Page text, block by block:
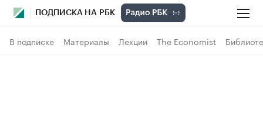
ПОДПИСКА НА РБК
В подписке Материалы Лекции The Economist